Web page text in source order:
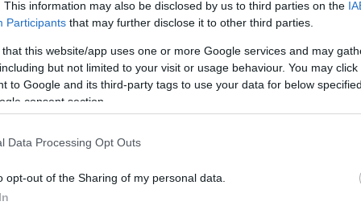
This information may also be disclosed by us to third parties on the
Participants that may further disclose it to other third parties.
that this website/app uses one or more Google services and may
but not limited to your visit or usage behaviour. You may
to Google and its third-party tags to use your data for below
consent section.
Data Processing Opt Outs
opt-out of the Sharing of my personal data.
BLACK METAL –
egyértelműen csak mozis karrier melletti
a She & Himre. Love Is Allt hallgatva az a fránya